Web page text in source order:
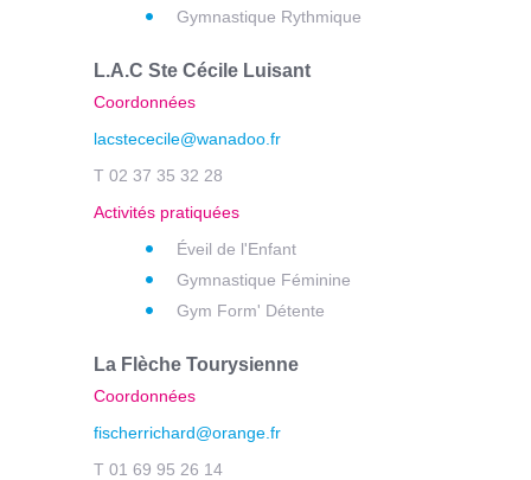
Gymnastique Rythmique
L.A.C Ste Cécile Luisant
Coordonnées
lacstececile@wanadoo.fr
T 02 37 35 32 28
Activités pratiquées
Éveil de l'Enfant
Gymnastique Féminine
Gym Form' Détente
La Flèche Tourysienne
Coordonnées
fischerrichard@orange.fr
T 01 69 95 26 14